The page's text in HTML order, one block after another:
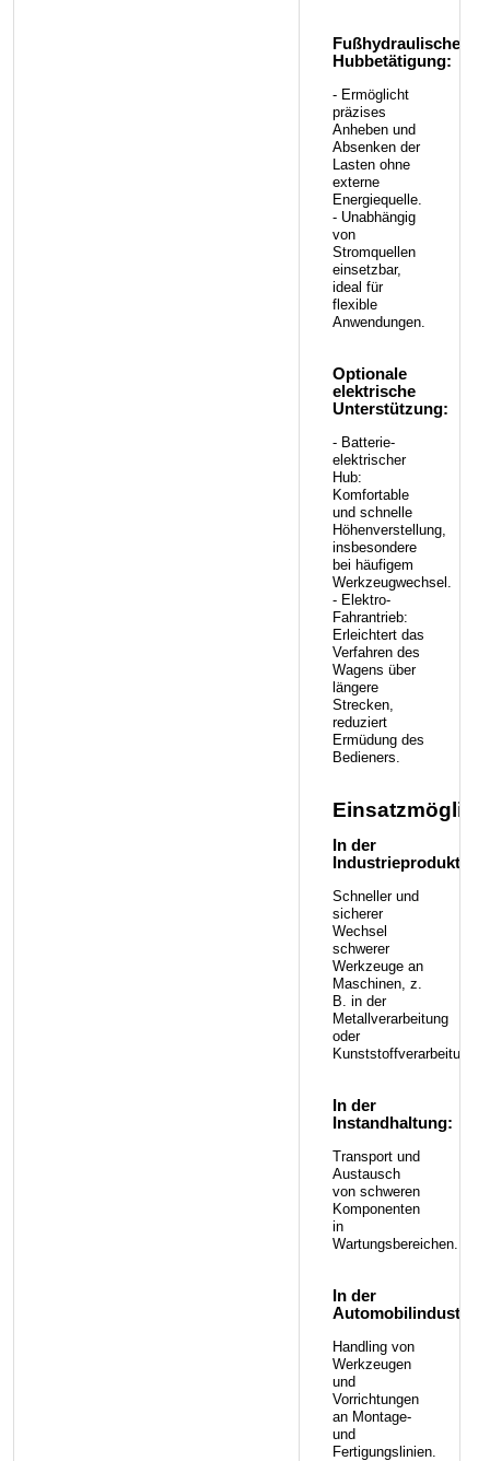
Fußhydraulische
Hubbetätigung:
- Ermöglicht
präzises
Anheben und
Absenken der
Lasten ohne
externe
Energiequelle.
- Unabhängig
von
Stromquellen
einsetzbar,
ideal für
flexible
Anwendungen.
Optionale
elektrische
Unterstützung:
- Batterie-
elektrischer
Hub:
Komfortable
und schnelle
Höhenverstellung,
insbesondere
bei häufigem
Werkzeugwechsel.
- Elektro-
Fahrantrieb:
Erleichtert das
Verfahren des
Wagens über
längere
Strecken,
reduziert
Ermüdung des
Bedieners.
In der
Industrieproduktion:
Schneller und
sicherer
Wechsel
schwerer
Werkzeuge an
Maschinen, z.
B. in der
Metallverarbeitung
oder
Kunststoffverarbeitung.
In der
Instandhaltung:
Transport und
Austausch
von schweren
Komponenten
in
Wartungsbereichen.
In der
Automobilindustrie:
Handling von
Werkzeugen
und
Vorrichtungen
an Montage-
und
Fertigungslinien.